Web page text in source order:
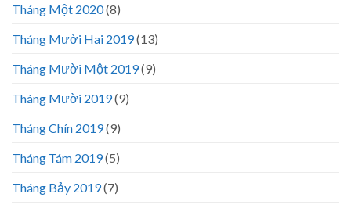
Tháng Một 2020(8)
Tháng Mười Hai 2019(13)
Tháng Mười Một 2019(9)
Tháng Mười 2019(9)
Tháng Chín 2019(9)
Tháng Tám 2019(5)
Tháng Bảy 2019(7)